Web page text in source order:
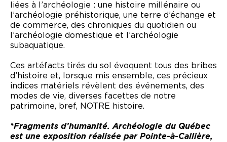
liées à l’archéologie : une histoire millénaire ou
l’archéologie préhistorique, une terre d’échange et
de commerce, des chroniques du quotidien ou
l’archéologie domestique et l’archéologie
subaquatique.
Ces artéfacts tirés du sol évoquent tous des bribes
d’histoire et, lorsque mis ensemble, ces précieux
indices matériels révèlent des événements, des
modes de vie, diverses facettes de notre
patrimoine, bref, NOTRE histoire.
*Fragments d’humanité. Archéologie du Québec
est une exposition réalisée par Pointe-à-Callière,